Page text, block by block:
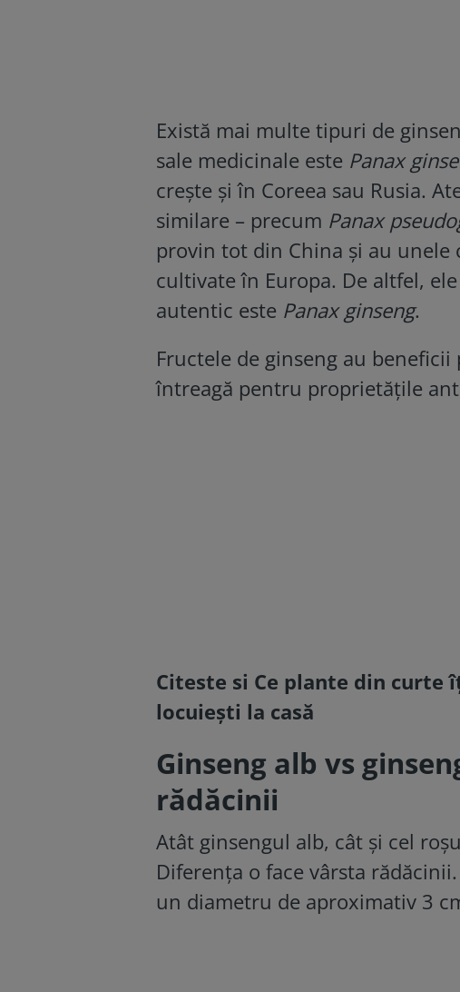
Există mai multe tipuri de
sale medicinale este Panax
crește și în Coreea sau Rusia.
similare – precum Panax
provin tot din China și au
cultivate în Europa. De altfel,
autentic este Panax ginseng.
Fructele de ginseng au
întreagă pentru proprietățile
Citeste si Ce plante din curte
locuiești la casă
Ginseng alb vs
rădăcinii
Atât ginsengul alb, cât și cel
Diferența o face vârsta
un diametru de aproximativ 3